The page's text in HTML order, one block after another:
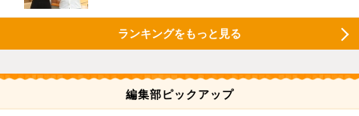
ランキングをもっと見る
編集部ピックアップ